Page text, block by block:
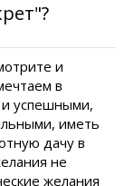
и
в
успешными,
иметь
дачу в
не
желания